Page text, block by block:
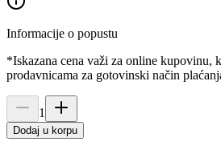
Informacije o popustu
*Iskazana cena važi za online kupovinu,
prodavnicama za gotovinski način
1
Dodaj u korpu